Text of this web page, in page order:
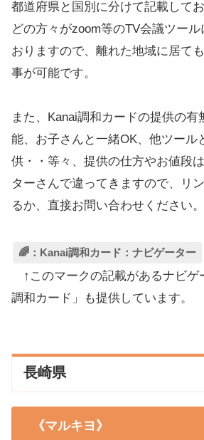
都道府県と国別に分けて記載して
どの方々がzoom等のTV会議ツー
おりますので、離れた地域に居て
事が可能です。
また、Kanai調和カードの提供の有
能、お子さんと一緒OK、他ツール
供・・等々、提供の仕方やお値段
ターさんで違ってきますので、リ
るか、直接お問い合わせください。
🌈：Kanai調和カード：ナビゲーター
↑このマークの記載があるナビゲ
調和カード」も提供しています。
長崎県
《マルキヨ》